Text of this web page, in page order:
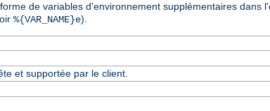
de variables d'environnement supplémentaires dans
%{VAR_NAME}e).
et supportée par le client.